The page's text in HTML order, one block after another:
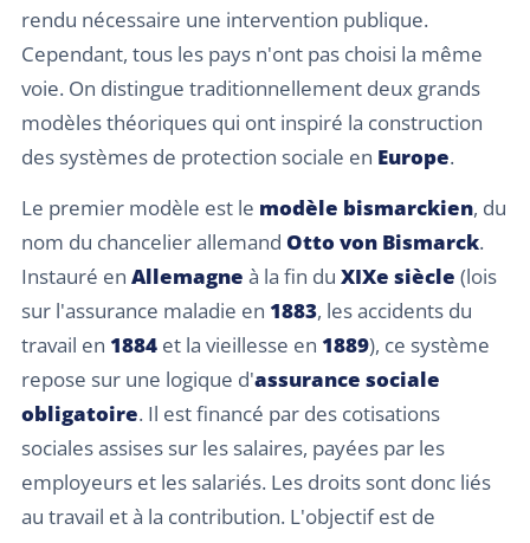
rendu nécessaire une intervention publique.
Cependant, tous les pays n'ont pas choisi la même
voie. On distingue traditionnellement deux grands
modèles théoriques qui ont inspiré la construction
des systèmes de protection sociale en Europe.
Le premier modèle est le modèle bismarckien, du
nom du chancelier allemand Otto von Bismarck.
Instauré en Allemagne à la fin du XIXe siècle (lois
sur l'assurance maladie en 1883, les accidents du
travail en 1884 et la vieillesse en 1889), ce système
repose sur une logique d'assurance sociale
obligatoire. Il est financé par des cotisations
sociales assises sur les salaires, payées par les
employeurs et les salariés. Les droits sont donc liés
au travail et à la contribution. L'objectif est de